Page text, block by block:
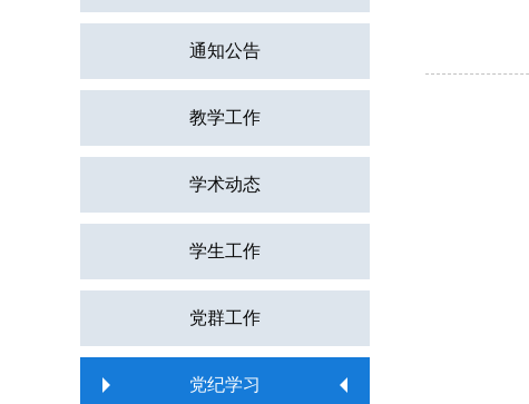
通知公告
教学工作
学术动态
学生工作
党群工作
党纪学习